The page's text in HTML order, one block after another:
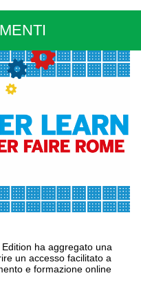
ha aggregato una
un accesso facilitato a
e formazione online